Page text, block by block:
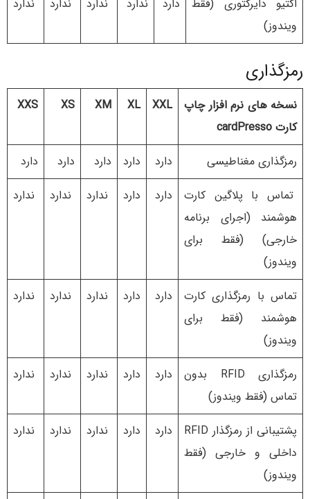
اکتیو دایرکتوری (فقط
ویندوز)
دارد ندارد ندارد ندارد ندارد
رمزگذاری
نسخه های نرم افزار چاپ
کارت cardPresso
XXL
XL
XM
XS
XXS
رمزگذاری مغناطیسی دارد دارد دارد دارد
دارد
تماس با پلاگین کارت
هوشمند (اجرای برنامه
خارجی) (فقط برای
ویندوز)
دارد دارد ندارد ندارد ندارد
تماس با رمزگذاری کارت
هوشمند (فقط برای
ویندوز)
دارد دارد ندارد ندارد ندارد
رمزگذاری RFID بدون
تماس (فقط ویندوز)
دارد دارد ندارد ندارد ندارد
پشتیبانی از رمزگذار RFID
داخلی و خارجی (فقط
ویندوز)
دارد دارد ندارد ندارد ندارد